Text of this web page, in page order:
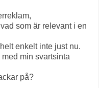
som är relevant i en
enkelt inte just nu.
min svartsinta
på?